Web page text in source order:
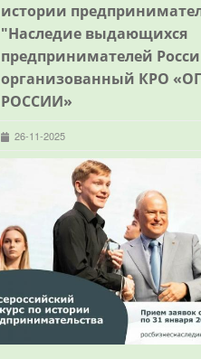
истории
"Наследие выдающихся
предпринимателей
организованный КРО
РОССИИ»
26-11-2025